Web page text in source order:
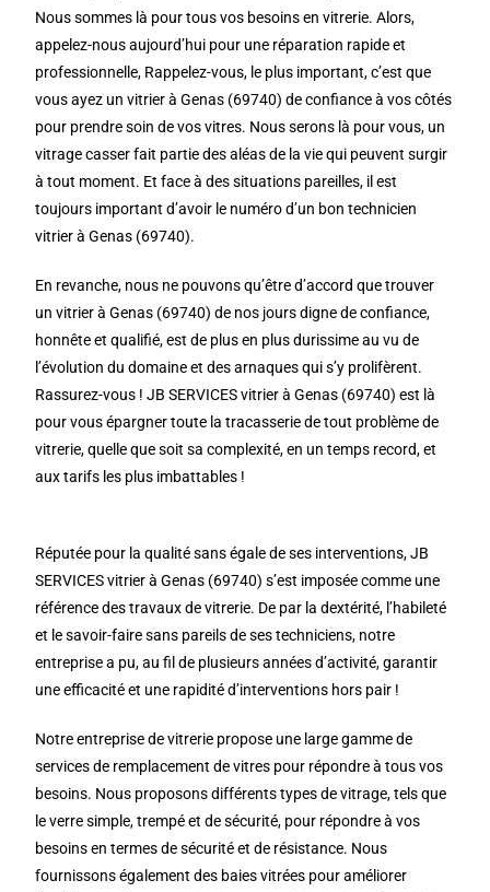
Nous sommes là pour tous vos besoins en vitrerie. Alors,
appelez-nous aujourd’hui pour une réparation rapide et
professionnelle, Rappelez-vous, le plus important, c’est que
vous ayez un vitrier à Genas (69740) de confiance à vos côtés
pour prendre soin de vos vitres. Nous serons là pour vous, un
vitrage casser fait partie des aléas de la vie qui peuvent surgir
à tout moment. Et face à des situations pareilles, il est
toujours important d’avoir le numéro d’un bon technicien
vitrier à Genas (69740).
En revanche, nous ne pouvons qu’être d’accord que trouver
un vitrier à Genas (69740) de nos jours digne de confiance,
honnête et qualifié, est de plus en plus durissime au vu de
l’évolution du domaine et des arnaques qui s’y prolifèrent.
Rassurez-vous ! JB SERVICES vitrier à Genas (69740) est là
pour vous épargner toute la tracasserie de tout problème de
vitrerie, quelle que soit sa complexité, en un temps record, et
aux tarifs les plus imbattables !
Réputée pour la qualité sans égale de ses interventions, JB
SERVICES vitrier à Genas (69740) s’est imposée comme une
référence des travaux de vitrerie. De par la dextérité, l’habileté
et le savoir-faire sans pareils de ses techniciens, notre
entreprise a pu, au fil de plusieurs années d’activité, garantir
une efficacité et une rapidité d’interventions hors pair !
Notre entreprise de vitrerie propose une large gamme de
services de remplacement de vitres pour répondre à tous vos
besoins. Nous proposons différents types de vitrage, tels que
le verre simple, trempé et de sécurité, pour répondre à vos
besoins en termes de sécurité et de résistance. Nous
fournissons également des baies vitrées pour améliorer